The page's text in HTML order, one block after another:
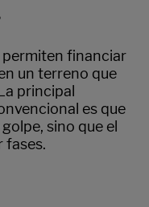
permiten financiar
un terreno que
principal
es que
sino que el
fases.